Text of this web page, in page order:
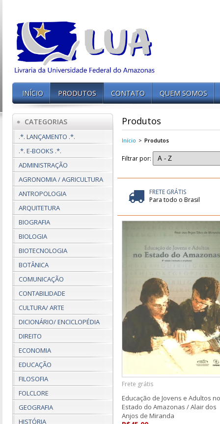
INÍCIO PRODUTOS CONTATO QUEM SOMOS
CATEGORIAS
.*. LANÇAMENTO .*.
.*. E-BOOKS .*.
ADMINISTRAÇÃO
AGRONOMIA / AGRICULTURA
ANTROPOLOGIA
ARQUITETURA
BIOGRAFIA
BIOLOGIA
BIOTECNOLOGIA
BOTÂNICA
COMUNICAÇÃO
CONTABILIDADE
CULTURA/ ARTE
DICIONÁRIO/ ENCICLOPÉDIA
DIREITO
ECONOMIA
EDUCAÇÃO
FILOSOFIA
FOLCLORE
GEOGRAFIA
HISTÓRIA
Produtos
Início > Produtos
Filtrar por:
FRETE GRÁTIS
Para todo o Brasil
Frete grátis
Educação de Jovens e Adultos no
Estado do Amazonas / Alair dos
Anjos de Miranda